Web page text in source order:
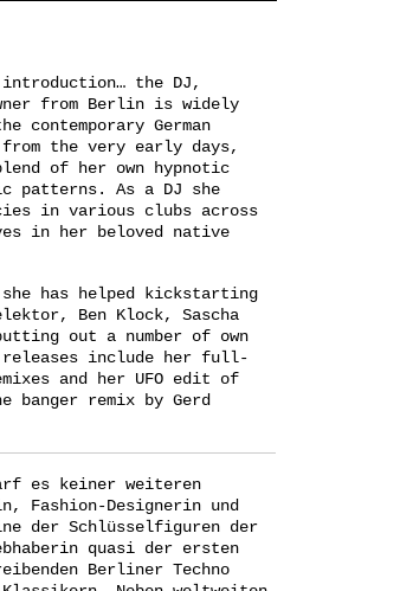
the DJ,
from Berlin is widely
German
the very early days,
of her own hypnotic
patterns. As a DJ she
in various clubs across
in her beloved native
has helped kickstarting
Ben Klock, Sascha
out a number of own
releases include her full-
and her UFO edit of
banger remix by Gerd
es keiner weiteren
Fashion-Designerin und
der Schlüsselfiguren der
quasi der ersten
Berliner Techno